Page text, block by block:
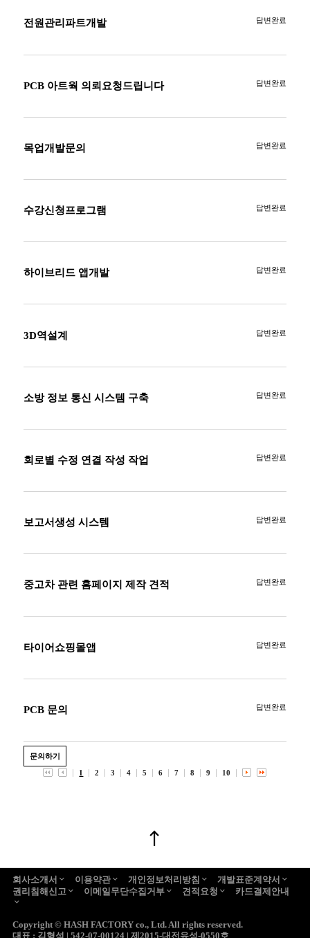
전원관리파트개발 답변완료
PCB 아트웍 의뢰요청드립니다 답변완료
목업개발문의 답변완료
수강신청프로그램 답변완료
하이브리드 앱개발 답변완료
3D역설계 답변완료
소방 정보 통신 시스템 구축 답변완료
회로별 수정 연결 작성 작업 답변완료
보고서생성 시스템 답변완료
중고차 관련 홈페이지 제작 견적 답변완료
타이어쇼핑몰앱 답변완료
PCB 문의 답변완료
문의하기
1
2 3 4 5 6 7 8 9 10
회사소개서 이용약관 개인정보처리방침
개발표준계약서
권리침해신고
이메일무단수집거부 견적요청 카드결제안내
Copyright © HASH FACTORY co., Ltd.All rights reserved.
대표 : 김형석 | 542-07-00124 | 제2015-대전유성-0550호